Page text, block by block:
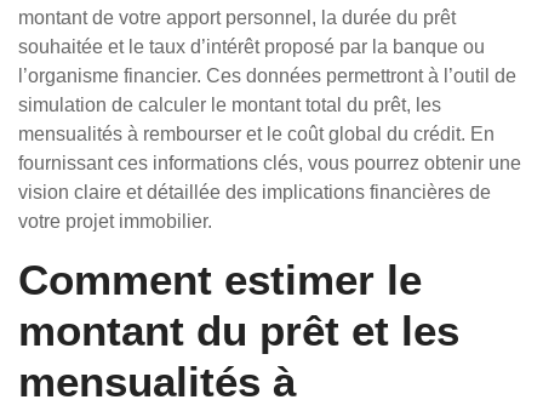
montant de votre apport personnel, la durée du prêt
souhaitée et le taux d’intérêt proposé par la banque ou
l’organisme financier. Ces données permettront à l’outil de
simulation de calculer le montant total du prêt, les
mensualités à rembourser et le coût global du crédit. En
fournissant ces informations clés, vous pourrez obtenir une
vision claire et détaillée des implications financières de
votre projet immobilier.
Comment estimer le
montant du prêt et les
mensualités à